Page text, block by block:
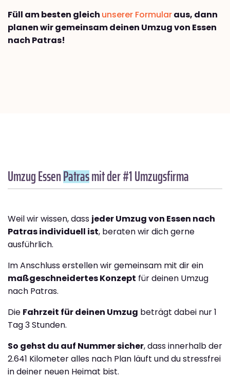
Füll am besten gleich unserer Formularaus, dann
planen wir gemeinsam deinen Umzug von Essen
nach Patras!
Umzug EssenPatrasmit der #1 Umzugsfirma
Weil wir wissen, dass jeder Umzug von Essen nach
Patras individuell ist, beraten wir dich gerne
ausführlich.
Im Anschluss erstellen wir gemeinsam mit dir ein
maßgeschneidertes Konzept für deinen Umzug
nach Patras.
Die Fahrzeit für deinen Umzug beträgt dabei nur 1
Tag 3 Stunden.
So gehst du auf Nummer sicher, dass innerhalb der
2.641 Kilometer alles nach Plan läuft und du stressfrei
in deiner neuen Heimat bist.